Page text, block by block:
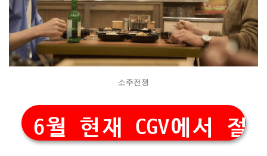
소주전쟁
6월 현재 CGV에서 절